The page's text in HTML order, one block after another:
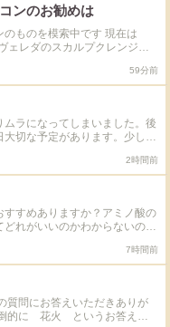
ンのお勧めは
ものを模索中です 現在は
ェレダのスカルプクレンジン
リコンありでもいいかも派で
。 ただシャンプーはノンシリ
も多くて、中々新規開拓でき
たいです！
59分前
ラになってしまいました。後
切な予定があります。少しで
2時間前
すめありますか？アミノ酸の
どれがいいのかわからないの
す！
7時間前
問にお答えいただきありが
的に 花火 というお答えが